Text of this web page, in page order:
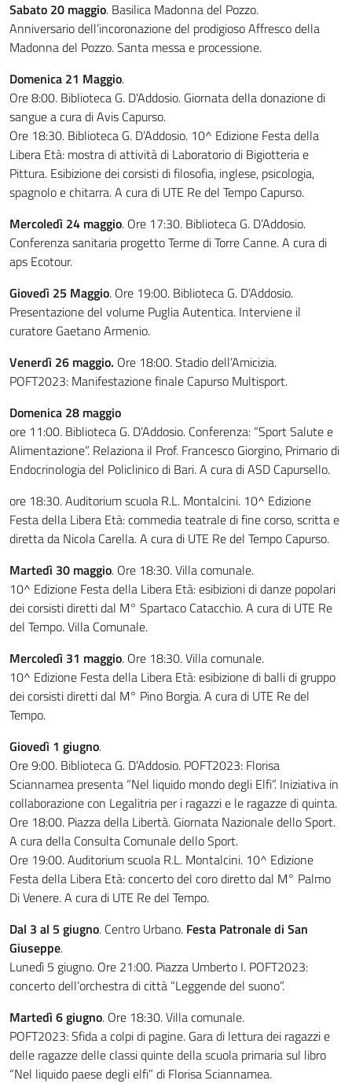
Sabato 20 maggio. Basilica Madonna del Pozzo.
Anniversario dell’incoronazione del prodigioso Affresco della
Madonna del Pozzo. Santa messa e processione.
Domenica 21 Maggio.
Ore 8:00. Biblioteca G. D’Addosio. Giornata della donazione di
sangue a cura di Avis Capurso.
Ore 18:30. Biblioteca G. D’Addosio. 10^ Edizione Festa della
Libera Età: mostra di attività di Laboratorio di Bigiotteria e
Pittura. Esibizione dei corsisti di filosofia, inglese, psicologia,
spagnolo e chitarra. A cura di UTE Re del Tempo Capurso.
Mercoledì 24 maggio. Ore 17:30. Biblioteca G. D’Addosio.
Conferenza sanitaria progetto Terme di Torre Canne. A cura di
aps Ecotour.
Giovedì 25 Maggio. Ore 19:00. Biblioteca G. D’Addosio.
Presentazione del volume Puglia Autentica. Interviene il
curatore Gaetano Armenio.
Venerdì 26 maggio. Ore 18:00. Stadio dell’Amicizia.
POFT2023: Manifestazione finale Capurso Multisport.
Domenica 28 maggio
ore 11:00. Biblioteca G. D’Addosio. Conferenza: “Sport Salute e
Alimentazione”. Relaziona il Prof. Francesco Giorgino, Primario di
Endocrinologia del Policlinico di Bari. A cura di ASD Capursello.
ore 18:30. Auditorium scuola R.L. Montalcini. 10^ Edizione
Festa della Libera Età: commedia teatrale di fine corso, scritta e
diretta da Nicola Carella. A cura di UTE Re del Tempo Capurso.
Martedì 30 maggio. Ore 18:30. Villa comunale.
10^ Edizione Festa della Libera Età: esibizioni di danze popolari
dei corsisti diretti dal M° Spartaco Catacchio. A cura di UTE Re
del Tempo. Villa Comunale.
Mercoledì 31 maggio. Ore 18:30. Villa comunale.
10^ Edizione Festa della Libera Età: esibizione di balli di gruppo
dei corsisti diretti dal M° Pino Borgia. A cura di UTE Re del
Tempo.
Giovedì 1 giugno.
Ore 9:00. Biblioteca G. D’Addosio. POFT2023: Florisa
Sciannamea presenta “Nel liquido mondo degli Elfi”. Iniziativa in
collaborazione con Legalitria per i ragazzi e le ragazze di quinta.
Ore 18:00. Piazza della Libertà. Giornata Nazionale dello Sport.
A cura della Consulta Comunale dello Sport.
Ore 19:00. Auditorium scuola R.L. Montalcini. 10^ Edizione
Festa della Libera Età: concerto del coro diretto dal M° Palmo
Di Venere. A cura di UTE Re del Tempo.
Dal 3 al 5 giugno. Centro Urbano. Festa Patronale di San
Giuseppe.
Lunedì 5 giugno. Ore 21:00. Piazza Umberto I. POFT2023:
concerto dell’orchestra di città “Leggende del suono”.
Martedì 6 giugno. Ore 18:30. Villa comunale.
POFT2023: Sfida a colpi di pagine. Gara di lettura dei ragazzi e
delle ragazze delle classi quinte della scuola primaria sul libro
“Nel liquido paese degli elfi” di Florisa Sciannamea.